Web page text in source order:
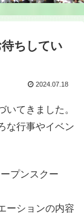
ちしてい
2024.07.18
いてきました。
な行事やイベン
プンスクー
ーションの内容